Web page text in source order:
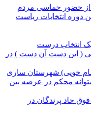
از حضور حماسی مردم
دوره انتخابات ریاست
انتخاب درست
( این دست آن دست ) در
خویی) شهرستان ساری
محکم در عرصه بین
حاد پرندگان در